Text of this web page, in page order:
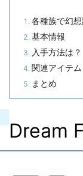
各種族で幻想
基本情報
入手方法は？
関連アイテム
まとめ
Dream